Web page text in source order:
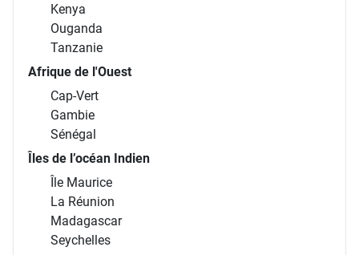
Kenya
Ouganda
Tanzanie
Afrique de l'Ouest
Cap-Vert
Gambie
Sénégal
Îles de l’océan Indien
Île Maurice
La Réunion
Madagascar
Seychelles